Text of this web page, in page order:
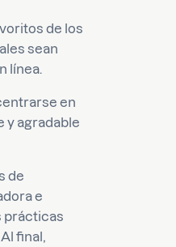
de los
sean
línea.
en
y agradable
de
e
prácticas
final,